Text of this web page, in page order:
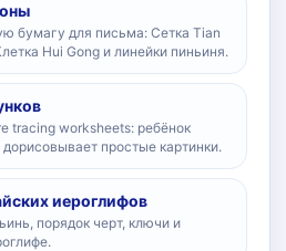
бумагу для письма: Сетка Tian
Hui Gong и линейки пиньиня.
tracing worksheets: ребёнок
простые картинки.
иероглифов
порядок черт, ключи и